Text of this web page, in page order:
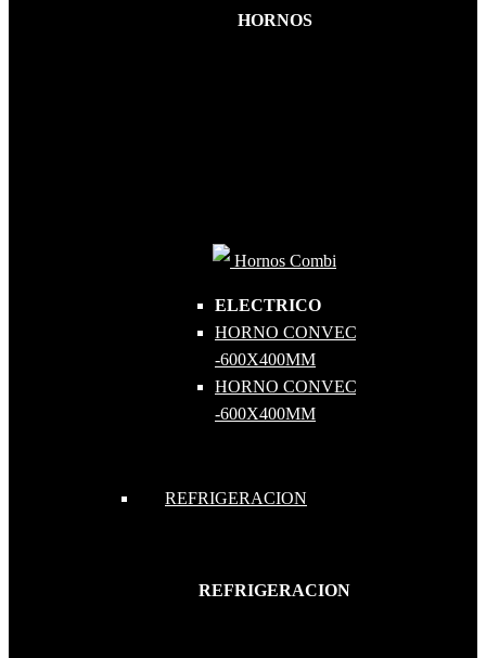
HORNOS
Hornos Combi
ELECTRICO
HORNO CONVECTOR 5 GN 1-1
-600X400MM
HORNO CONVECTOR 10 GN 1-1
-600X400MM
REFRIGERACION
REFRIGERACION